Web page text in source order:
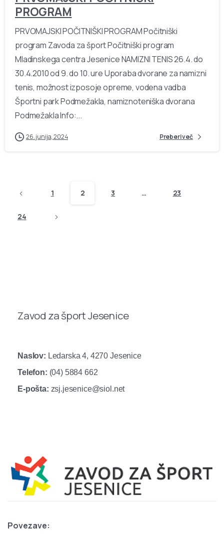
PROGRAM
PRVOMAJSKI POČITNIŠKI PROGRAM Počitniški
program Zavoda za šport Počitniški program
Mladinskega centra Jesenice NAMIZNI TENIS 26.4. do
30.4.2010 od 9. do 10. ure Uporaba dvorane za namizni
tenis, možnost izposoje opreme, vodena vadba
Športni park Podmežakla, namiznoteniška dvorana
Podmežakla Info:...
26. junija, 2024 Preberi več
1 2 3 … 23
24
Zavod za šport Jesenice
Naslov: Ledarska 4, 4270 Jesenice
Telefon: (04) 5884 662
E-pošta: zsj.jesenice@siol.net
Povezave: